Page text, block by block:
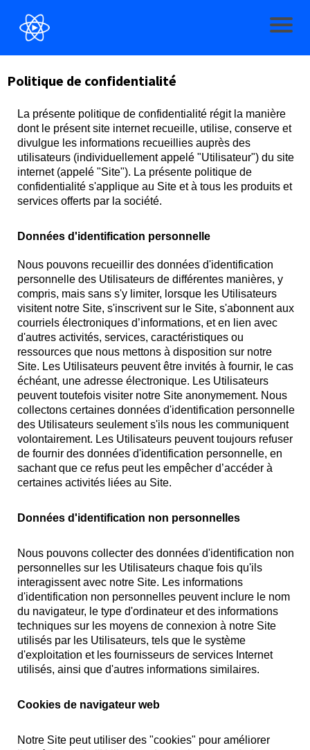
Politique de confidentialité
La présente politique de confidentialité régit la manière
dont le présent site internet recueille, utilise, conserve et
divulgue les informations recueillies auprès des
utilisateurs (individuellement appelé "Utilisateur") du site
internet (appelé "Site"). La présente politique de
confidentialité s'applique au Site et à tous les produits et
services offerts par la société.
Données d'identification personnelle
Nous pouvons recueillir des données d'identification
personnelle des Utilisateurs de différentes manières, y
compris, mais sans s'y limiter, lorsque les Utilisateurs
visitent notre Site, s'inscrivent sur le Site, s'abonnent aux
courriels électroniques d’informations, et en lien avec
d'autres activités, services, caractéristiques ou
ressources que nous mettons à disposition sur notre
Site. Les Utilisateurs peuvent être invités à fournir, le cas
échéant, une adresse électronique. Les Utilisateurs
peuvent toutefois visiter notre Site anonymement. Nous
collectons certaines données d'identification personnelle
des Utilisateurs seulement s'ils nous les communiquent
volontairement. Les Utilisateurs peuvent toujours refuser
de fournir des données d'identification personnelle, en
sachant que ce refus peut les empêcher d’accéder à
certaines activités liées au Site.
Données d'identification non personnelles
Nous pouvons collecter des données d'identification non
personnelles sur les Utilisateurs chaque fois qu'ils
interagissent avec notre Site. Les informations
d'identification non personnelles peuvent inclure le nom
du navigateur, le type d'ordinateur et des informations
techniques sur les moyens de connexion à notre Site
utilisés par les Utilisateurs, tels que le système
d'exploitation et les fournisseurs de services Internet
utilisés, ainsi que d'autres informations similaires.
Cookies de navigateur web
Notre Site peut utiliser des "cookies" pour améliorer